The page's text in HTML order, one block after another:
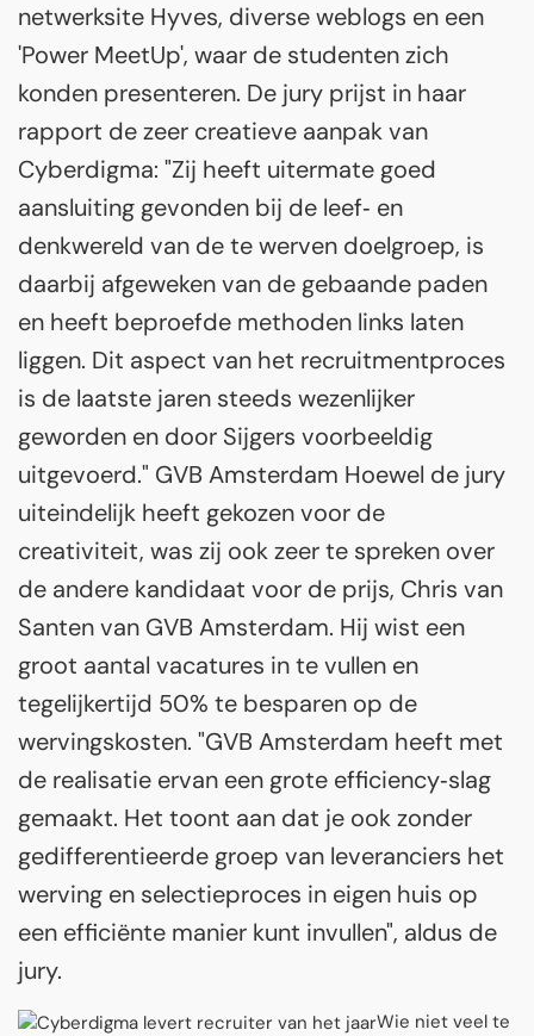
netwerksite Hyves, diverse weblogs en een
'Power MeetUp', waar de studenten zich
konden presenteren. De jury prijst in haar
rapport de zeer creatieve aanpak van
Cyberdigma: "Zij heeft uitermate goed
aansluiting gevonden bij de leef‐ en
denkwereld van de te werven doelgroep, is
daarbij afgeweken van de gebaande paden
en heeft beproefde methoden links laten
liggen. Dit aspect van het recruitmentproces
is de laatste jaren steeds wezenlijker
geworden en door Sijgers voorbeeldig
uitgevoerd." GVB Amsterdam Hoewel de jury
uiteindelijk heeft gekozen voor de
creativiteit, was zij ook zeer te spreken over
de andere kandidaat voor de prijs, Chris van
Santen van GVB Amsterdam. Hij wist een
groot aantal vacatures in te vullen en
tegelijkertijd 50% te besparen op de
wervingskosten. "GVB Amsterdam heeft met
de realisatie ervan een grote efficiency‐slag
gemaakt. Het toont aan dat je ook zonder
gedifferentieerde groep van leveranciers het
werving en selectieproces in eigen huis op
een efficiënte manier kunt invullen", aldus de
jury.
Wie niet veel te